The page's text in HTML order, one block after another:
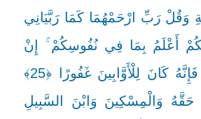
وَقُلْ رَبِّ ارْحَمْهُمَا كَمَا رَبَّيَانِي
﴿24﴾ رَبُّكُمْ أَعْلَمُ بِمَا فِي نُفُوسِكُمْ ۚ إِنْ
تَكُونُوا صَالِحِينَ فَإِنَّهُ كَانَ لِلْأَوَّابِينَ غَفُورًا ﴿25﴾
حَقَّهُ وَالْمِسْكِينَ وَابْنَ السَّبِيلِ